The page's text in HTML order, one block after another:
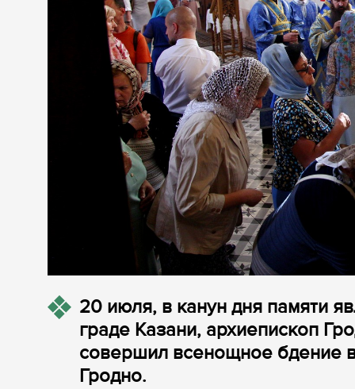
20 июля, в канун дня памяти
граде Казани, архиепископ
совершил всенощное бдение
Гродно.